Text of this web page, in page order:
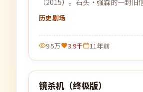
（2015）。石头·强森的一封旧
故事重见天日，关于离别、守候与
历史剧场
9.5万 3.9千 11年前
最新
镜杀机（终极版）